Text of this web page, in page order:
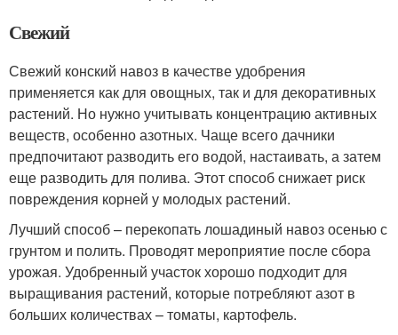
Свежий
Свежий конский навоз в качестве удобрения
применяется как для овощных, так и для декоративных
растений. Но нужно учитывать концентрацию активных
веществ, особенно азотных. Чаще всего дачники
предпочитают разводить его водой, настаивать, а затем
еще разводить для полива. Этот способ снижает риск
повреждения корней у молодых растений.
Лучший способ – перекопать лошадиный навоз осенью с
грунтом и полить. Проводят мероприятие после сбора
урожая. Удобренный участок хорошо подходит для
выращивания растений, которые потребляют азот в
больших количествах – томаты, картофель.